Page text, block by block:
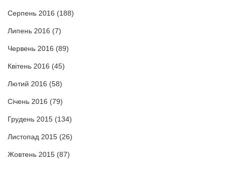
Серпень 2016 (188)
Липень 2016 (7)
Червень 2016 (89)
Квітень 2016 (45)
Лютий 2016 (58)
Січень 2016 (79)
Грудень 2015 (134)
Листопад 2015 (26)
Жовтень 2015 (87)